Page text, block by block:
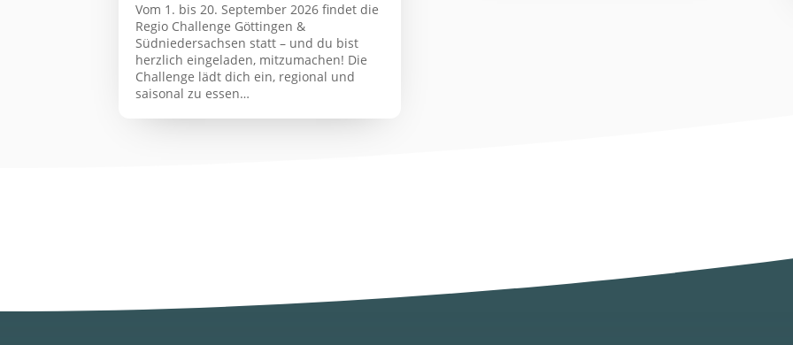
Vom 1. bis 20. September 2026 findet die
Regio Challenge Göttingen &
Südniedersachsen statt – und du bist
herzlich eingeladen, mitzumachen! Die
Challenge lädt dich ein, regional und
saisonal zu essen…